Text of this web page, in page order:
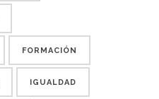
FORMACIÓN
IGUALDAD